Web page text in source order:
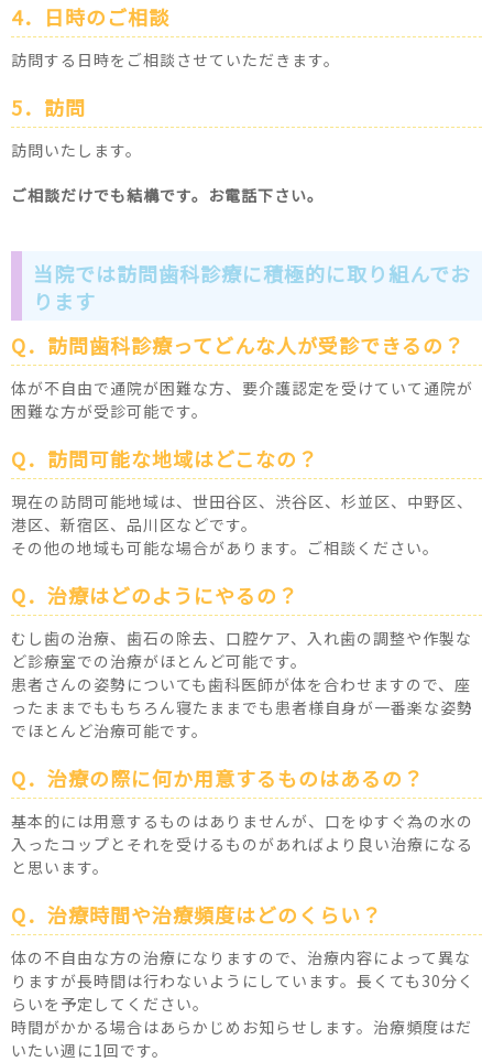
4．日時のご相談
訪問する日時をご相談させていただきます。
5．訪問
訪問いたします。
ご相談だけでも結構です。お電話下さい。
当院では訪問歯科診療に積極的に取り組んでお
ります
Q．訪問歯科診療ってどんな人が受診できるの？
体が不自由で通院が困難な方、要介護認定を受けていて通院が
困難な方が受診可能です。
Q．訪問可能な地域はどこなの？
現在の訪問可能地域は、世田谷区、渋谷区、杉並区、中野区、
港区、新宿区、品川区などです。
その他の地域も可能な場合があります。ご相談ください。
Q．治療はどのようにやるの？
むし歯の治療、歯石の除去、口腔ケア、入れ歯の調整や作製な
ど診療室での治療がほとんど可能です。
患者さんの姿勢についても歯科医師が体を合わせますので、座
ったままでももちろん寝たままでも患者様自身が一番楽な姿勢
でほとんど治療可能です。
Q．治療の際に何か用意するものはあるの？
基本的には用意するものはありませんが、口をゆすぐ為の水の
入ったコップとそれを受けるものがあればより良い治療になる
と思います。
Q．治療時間や治療頻度はどのくらい？
体の不自由な方の治療になりますので、治療内容によって異な
りますが長時間は行わないようにしています。長くても30分く
らいを予定してください。
時間がかかる場合はあらかじめお知らせします。治療頻度はだ
いたい週に1回です。